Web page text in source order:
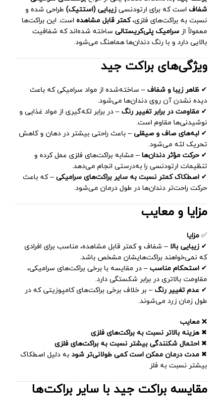
شفاف است که برای ارتودنسی زیبایی (استتیک) طراحی شده و
نسبت به براکت‌های فلزی،کمتر قابل مشاهده است. این براکت‌ها
معمولاً از سرامیک پلی‌کریستالی ساخته شده‌اند که شفافیت
بالایی دارد و با رنگ دندان‌ها هماهنگ می‌شود.
ویژگی‌های براکت جید
✔ ظاهر زیبا و شفاف – ساخته‌شده از مواد سرامیکی که باعث
دیده نشدن آن روی دندان‌ها می‌شود.
✔ مقاومت در برابر تغییر رنگ – در برابر لکه‌گیری از مواد غذایی و
نوشیدنی‌ها مقاوم است.
✔ لبه‌های صاف و صیقلی – باعث راحتی بیشتر در دهان و کاهش
تحریک لثه می‌شود.
✔ حرکت مؤثر دندان‌ها – مشابه براکت‌های فلزی عمل کرده و
تنظیمات ارتودنسی را به‌درستی انجام می‌دهد.
✔ اصطکاک کمتر نسبت به سایر براکت‌های سرامیکی – که باعث
حرکت راحت‌تر دندان‌ها در طول درمان می‌شود.
مزایا و معایب
✅ مزایا
✔ زیبایی بالا – شفاف و کمتر قابل مشاهده، مناسب برای افرادی
که نمی‌خواهند براکت‌هایشان مشخص باشد.
✔ استحکام مناسب – در مقایسه با برخی براکت‌های سرامیکی،
مقاومت بالاتری در برابر شکستگی دارد.
✔ عدم تغییر رنگ – بر خلاف برخی براکت‌های کامپوزیتی که در
طول زمان زرد می‌شوند.
❌ معایب
✖هزینه بالاتر نسبت به براکت‌های فلزی
✖ احتمال شکنندگی بیشتر نسبت به براکت‌های فلزی
✖ مدت درمان ممکن است کمی طولانی‌تر شود به دلیل اصطکاک
بیشتر نسبت به فلز
مقایسه براکت جید با سایر براکت‌ها